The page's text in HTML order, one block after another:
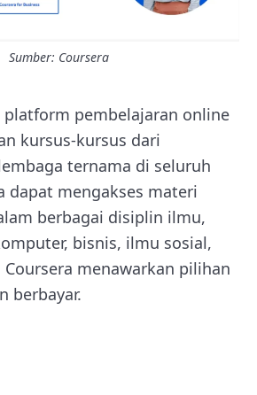
Sumber: Coursera
platform pembelajaran online
kursus-kursus dari
ternama di seluruh
dapat mengakses materi
berbagai disiplin ilmu,
bisnis, ilmu sosial,
menawarkan pilihan
berbayar.